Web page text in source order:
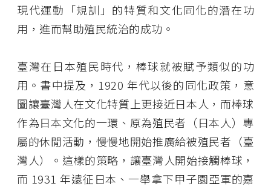
現代運動「規訓」的特質和文化同化的潛在功
用，進而幫助殖民統治的成功。
臺灣在日本殖民時代，棒球就被賦予類似的功
用。書中提及，1920 年代以後的同化政策，意
圖讓臺灣人在文化特質上更接近日本人，而棒球
作為日本文化的一環、原為殖民者（日本人）專
屬的休閒活動，慢慢地開始推廣給被殖民者（臺
灣人）。這樣的策略，讓臺灣人開始接觸棒球，
而 1931 年遠征日本、一舉拿下甲子園亞軍的嘉